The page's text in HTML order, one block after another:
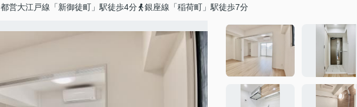
都営大江戸線「新御徒町」駅徒歩4分 銀座線「稲荷町」駅徒歩7分